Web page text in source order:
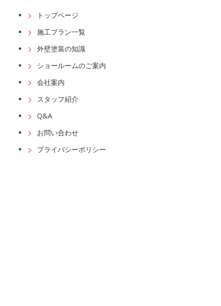
トップページ
施工プラン一覧
外壁塗装の知識
ショールームのご案内
会社案内
スタッフ紹介
Q&A
お問い合わせ
プライバシーポリシー